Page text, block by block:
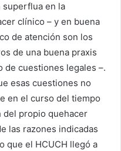
superflua en la
clínico – y en buena
de atención son los
de una buena praxis
de cuestiones legales –.
esas cuestiones no
en el curso del tiempo
del propio quehacer
las razones indicadas
que el HCUCH llegó a